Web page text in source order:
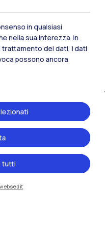
in qualsiasi
nella sua interezza. In
trattamento dei dati, i dati
possono ancora
tutti